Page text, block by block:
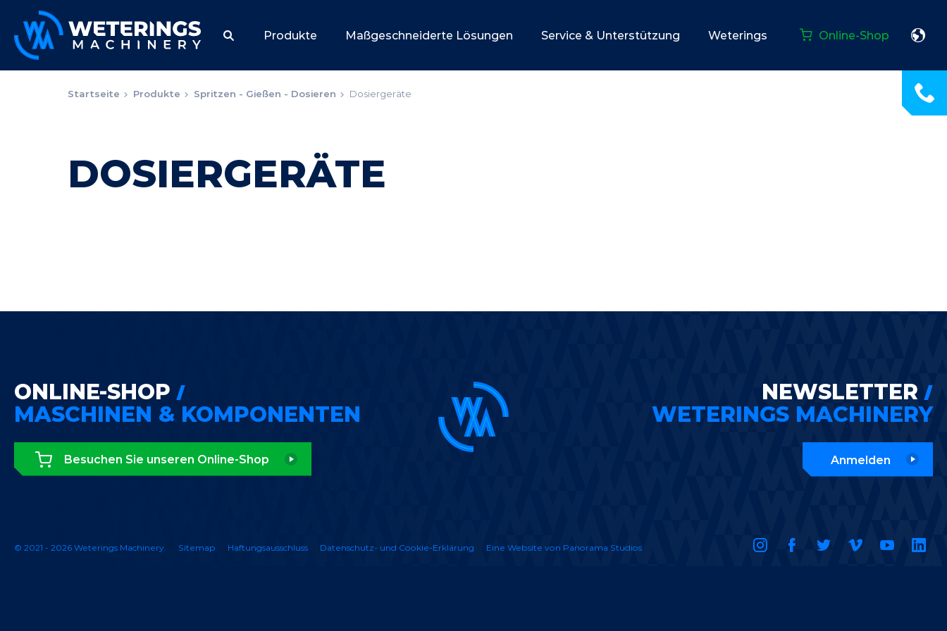
Produkte Maßgeschneiderte Lösungen Service & Unterstützung Weterings Online-Shop
Startseite Produkte Spritzen - Gießen - Dosieren Dosiergeräte
DOSIERGERÄTE
ONLINE-SHOP
MASCHINEN & KOMPONENTEN
Besuchen Sie unseren Online-Shop
NEWSLETTER
WETERINGS MACHINERY
Anmelden
© 2021 - 2026 Weterings Machinery. Sitemap Haftungsausschluss Datenschutz- und Cookie-Erklärung Eine Website von Panorama Studios